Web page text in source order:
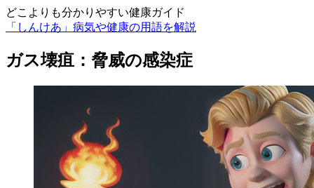
どこよりも分かりやすい健康ガイド
「しんけあ」病気や健康の用語を解説
ガス壊疽：脅威の感染症